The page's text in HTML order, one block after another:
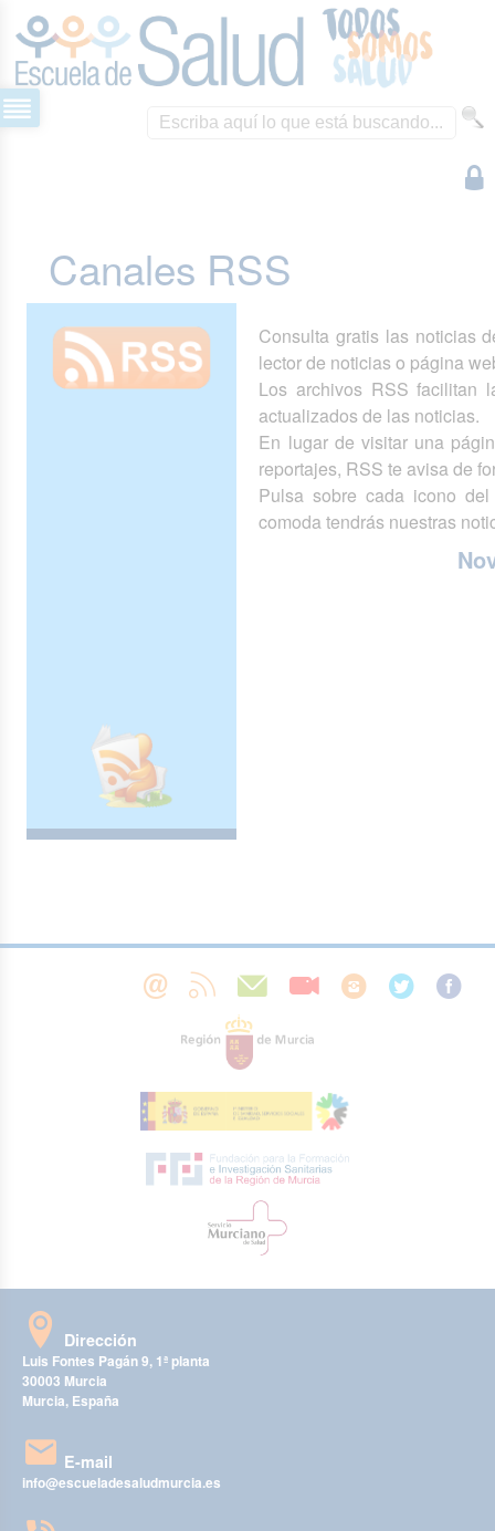
Canales RSS
Consulta gratis las noticias
lector de noticias o página
Los archivos RSS facilitan
actualizados de las noticias.
En lugar de visitar una
reportajes, RSS te avisa de
Pulsa sobre cada icono
comoda tendrás nuestras
Dirección
Luis Fontes Pagán 9, 1ª planta
30003 Murcia
Murcia, España
E-mail
info@escueladesaludmurcia.es